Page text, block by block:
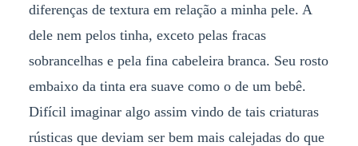
diferenças de textura em relação a minha pele. A
dele nem pelos tinha, exceto pelas fracas
sobrancelhas e pela fina cabeleira branca. Seu rosto
embaixo da tinta era suave como o de um bebê.
Difícil imaginar algo assim vindo de tais criaturas
rústicas que deviam ser bem mais calejadas do que